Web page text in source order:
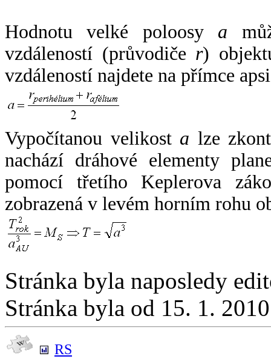
Hodnotu velké poloosy a
vzdáleností (průvodiče r)
vzdáleností najdete na přímce
Vypočítanou velikost a lze
nachází dráhové elementy
pomocí třetího Keplerova
zobrazená v levém horním rohu
Stránka byla naposledy
Stránka byla od 15. 1.
RS